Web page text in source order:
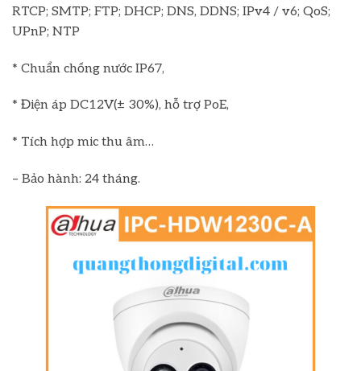
RTCP; SMTP; FTP; DHCP; DNS, DDNS; IPv4 / v6; QoS;
UPnP; NTP
* Chuẩn chống nước IP67,
* Điện áp DC12V(± 30%), hỗ trợ PoE,
* Tích hợp mic thu âm…
– Bảo hành: 24 tháng.